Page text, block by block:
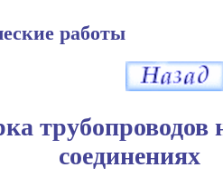
работы
трубопроводов
соединениях